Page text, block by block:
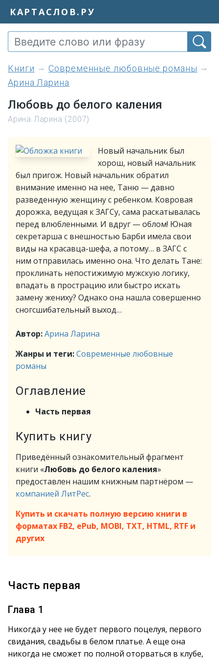
КАРТАСЛОВ.РУ
книги
Современные любовные романы
Арина Ларина
Любовь до белого каления
Арина Ларина (2007)
Новый начальник был
хорош, новый начальник
был пригож. Новый начальник обратил
внимание именно на нее, Таню — давно
разведенную женщину с ребенком. Ковровая
дорожка, ведущая к ЗАГСу, сама раскатывалась
перед влюбленными. И вдруг — облом! Юная
секретарша с внешностью Барби имела свои
виды на красавца-шефа, а потому… в ЗАГС с
ним отправилась именно она. Что делать Тане:
проклинать непостижимую мужскую логику,
впадать в прострацию или быстро искать
замену жениху? Однако она нашла совершенно
сногсшибательный выход…
Автор:Арина Ларина
Жанры и теги:Современные любовные
романы
Оглавление
Часть первая
Купить книгу
Приведённый ознакомительный фрагмент
книги «Любовь до белого каления»
предоставлен нашим книжным партнёром —
компанией ЛитРес.
Купить и скачать полную версию книги в
форматах FB2, ePub, MOBI, TXT, HTML, RTF и
других
Часть первая
Глава 1
Никогда у нее не будет первого поцелуя, первого
свидания, свадьбы в белом платье. А еще она
никогда не сможет по полной оторваться в клубе,